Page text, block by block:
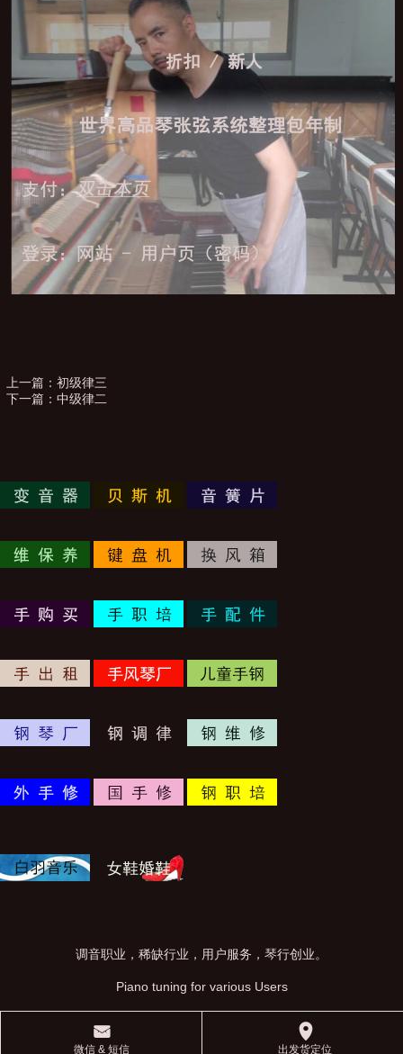
上一篇： 初级律三
下一篇： 中级律二
调音职业，稀缺行业，用户服务，琴行创业。
Piano tuning for various Users
󰄸
微信 & 短信
󰅊
出发货定位